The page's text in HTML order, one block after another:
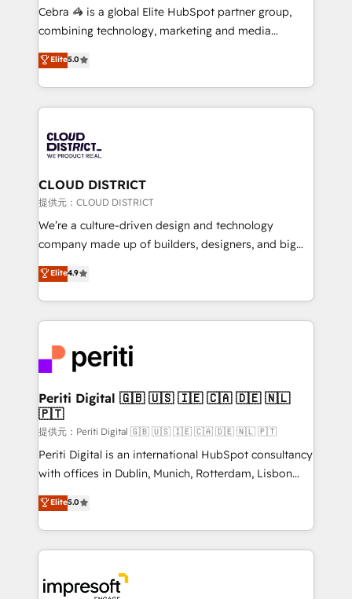
boost with a new HubSpot site Recognized leaders:
🏆 HubSpot Platform Migration Impact Award 🏆
Inbound Campaign of the Year 🏆 Gold AVA Digital
Award for Best Website 🌟 Accreditations: CRM
Cebra 🦓 is a global Elite HubSpot partner group,
combining technology, marketing and media
expertise across Latin America and Southern
Europe, with teams across 7 countries. Born in Chile,
we combine local insight with international reach to
help businesses grow through technology, creativity,
500+ HubSpot implementations, building end-to-
end solutions that integrate CRM, AI automation,
inbound and loop marketing, content, and digital
creativity. Our multicultural team works in Spanish,
Portuguese, and English to design scalable strategies
that drive measurable growth. 🌎 Highlights: • 10+
Platform Migration Excellence. • Top 3 Partner of the
Year LATAM 2022, 2023, 2024, 2025. • Partner of the
business with HubSpot? Let Cebra’s experts help
you grow faster, smarter, and with impact.
Elite5.0
CLOUD DISTRICT
提供元：CLOUD DISTRICT
We’re a culture-driven design and technology
company made up of builders, designers, and big
thinkers. We blend strategy, design, and
development—always fueled by curiosity—to turn
ideas, opportunities, and challenges into meaningful
experiences. To us, technology is more than just
and—most importantly—simple. That’s why we lean
into bold ideas and shape them into thoughtful
products and strategies that actually make a
difference.
Elite4.9
Periti Digital 🇬🇧 🇺🇸 🇮🇪 🇨🇦 🇩🇪 🇳🇱
🇵🇹
提供元：Periti Digital 🇬🇧 🇺🇸 🇮🇪 🇨🇦 🇩🇪 🇳🇱 🇵🇹
Periti Digital is an international HubSpot consultancy
with offices in Dublin, Munich, Rotterdam, Lisbon
and New York. 🔎 We are focused on enhancing
revenue-generation strategies for clients through
complete integration of core business processes
and systems (such as ERP and e-commerce
results. 🎯 We present a solution-centric approach
Elite5.0